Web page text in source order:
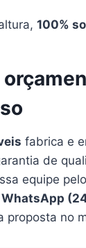
100%
fabrica e
de
equipe pelo
WhatsApp
proposta no